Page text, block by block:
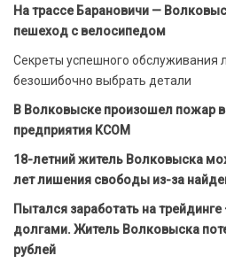
На трассе Барановичи —
пешеход с велосипедом
Секреты успешного обслуживания
безошибочно выбрать детали
В Волковыске произошел пожар
предприятия КСОМ
18-летний житель Волковыска
лет лишения свободы из-за
Пытался заработать на
долгами. Житель Волковыска
рублей